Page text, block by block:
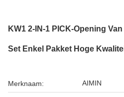
KW1 2-IN-1 PICK-Opening
Set Enkel Pakket Hoge
Merknaam: AIMIN